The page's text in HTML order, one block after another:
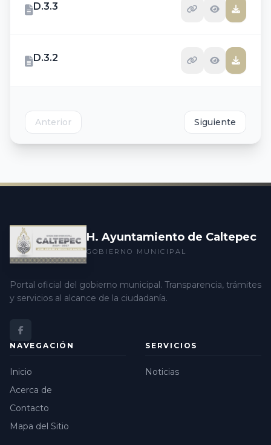
D.3.3
D.3.2
Anterior Siguiente
H. Ayuntamiento de Caltepec
GOBIERNO MUNICIPAL
Portal oficial del gobierno municipal. Transparencia, trámites
y servicios al alcance de la ciudadanía.
NAVEGACIÓN
Inicio
Acerca de
Contacto
Mapa del Sitio
SERVICIOS
Noticias